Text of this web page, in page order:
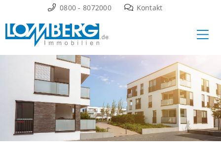
Inhalt
springen
0800 - 8072000 Kontakt